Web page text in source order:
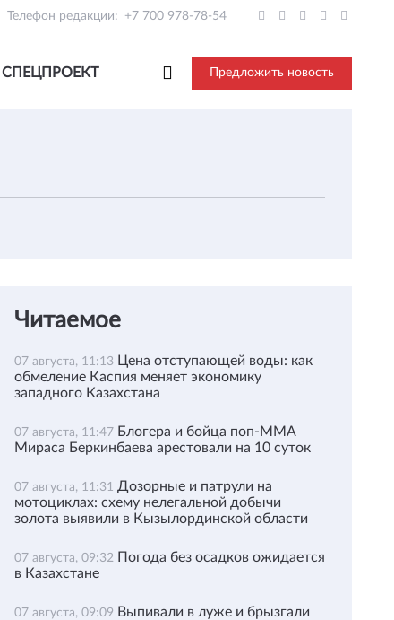
Телефон редакции: +7 700 978-78-54
СПЕЦПРОЕКТ Предложить новость
Читаемое
07 августа, 11:13 Цена отступающей воды: как
обмеление Каспия меняет экономику
западного Казахстана
07 августа, 11:47 Блогера и бойца поп-ММА
Мираса Беркинбаева арестовали на 10 суток
07 августа, 11:31 Дозорные и патрули на
мотоциклах: схему нелегальной добычи
золота выявили в Кызылординской области
07 августа, 09:32 Погода без осадков ожидается
в Казахстане
07 августа, 09:09 Выпивали в луже и брызгали